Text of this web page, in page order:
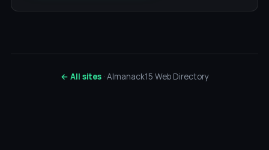
← All sites· Almanack15 Web Directory